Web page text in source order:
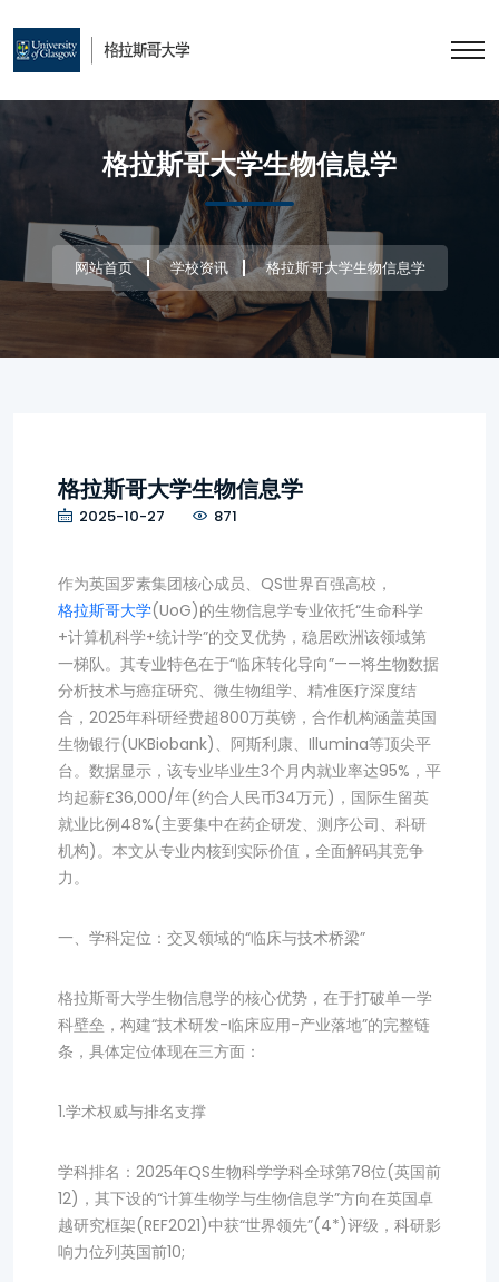
格拉斯哥大学生物信息学
网站首页 学校资讯 格拉斯哥大学生物信息学
格拉斯哥大学生物信息学
2025-10-27 871
作为英国罗素集团核心成员、QS世界百强高校，
格拉斯哥大学(UoG)的生物信息学专业依托“生命科学
+计算机科学+统计学”的交叉优势，稳居欧洲该领域第
一梯队。其专业特色在于“临床转化导向”——将生物数据
分析技术与癌症研究、微生物组学、精准医疗深度结
合，2025年科研经费超800万英镑，合作机构涵盖英国
生物银行(UKBiobank)、阿斯利康、Illumina等顶尖平
台。数据显示，该专业毕业生3个月内就业率达95%，平
均起薪£36,000/年(约合人民币34万元)，国际生留英
就业比例48%(主要集中在药企研发、测序公司、科研
机构)。本文从专业内核到实际价值，全面解码其竞争
力。
一、学科定位：交叉领域的“临床与技术桥梁”
格拉斯哥大学生物信息学的核心优势，在于打破单一学
科壁垒，构建“技术研发-临床应用-产业落地”的完整链
条，具体定位体现在三方面：
1.学术权威与排名支撑
学科排名：2025年QS生物科学学科全球第78位(英国前
12)，其下设的“计算生物学与生物信息学”方向在英国卓
越研究框架(REF2021)中获“世界领先”(4*)评级，科研影
响力位列英国前10;